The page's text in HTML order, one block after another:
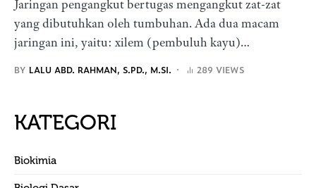
Jaringan pengangkut bertugas mengangkut zat-zat
yang dibutuhkan oleh tumbuhan. Ada dua macam
jaringan ini, yaitu: xilem (pembuluh kayu)…
BY LALU ABD. RAHMAN, S.PD., M.SI. 289 VIEWS
KATEGORI
Biokimia